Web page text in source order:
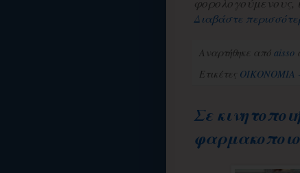
Διαβάστε
Αναρτήθηκε από aisso
Ετικέτες ΟΙΚΟΝΟΜΙΑ
Σε